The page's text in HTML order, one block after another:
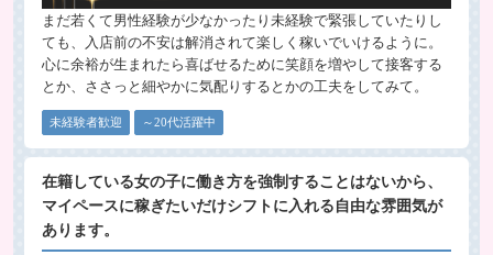
まだ若くて男性経験が少なかったり未経験で緊張していたりし
ても、入店前の不安は解消されて楽しく稼いでいけるように。
心に余裕が生まれたら喜ばせるために笑顔を増やして接客する
とか、ささっと細やかに気配りするとかの工夫をしてみて。
未経験者歓迎 ～20代活躍中
在籍している女の子に働き方を強制することはないから、
マイペースに稼ぎたいだけシフトに入れる自由な雰囲気が
あります。